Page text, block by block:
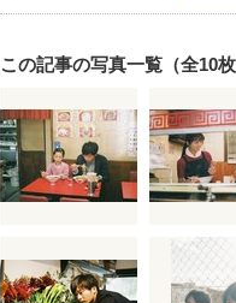
この記事の写真一覧（全10枚